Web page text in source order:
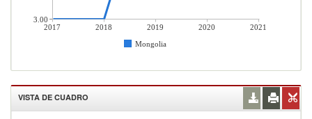
2017 2018 2019 2020
2021
Mongolia
3.00
VISTA DE CUADRO